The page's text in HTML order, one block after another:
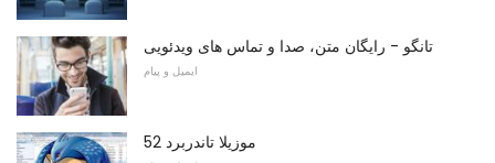
تانگو - رایگان متن، صدا و تماس های ویدئویی
ایمیل و پیام
موزیلا تاندربرد 52